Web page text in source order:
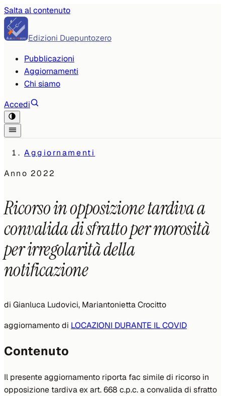
Salta al contenuto
Edizioni Duepuntozero
Pubblicazioni
Aggiornamenti
Chi siamo
Accedi
Aggiornamenti
Anno2022
Ricorso in opposizione tardiva a
convalida di sfratto per morosità
per irregolarità della
notificazione
di Gianluca Ludovici, Mariantonietta Crocitto
aggiornamento di LOCAZIONI DURANTE IL COVID
Contenuto
Il presente aggiornamento riporta fac simile di ricorso in
opposizione tardiva ex art. 668 c.p.c. a convalida di sfratto